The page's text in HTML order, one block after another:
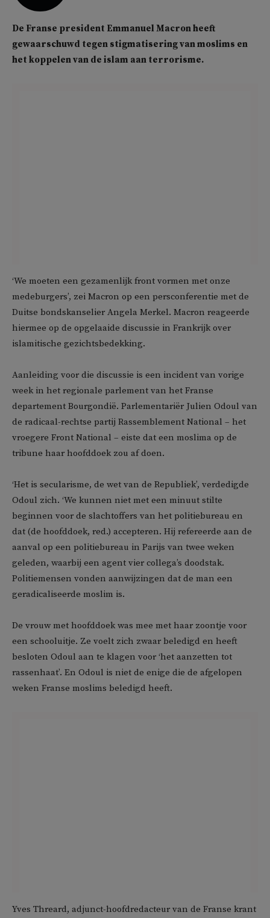
De Franse president Emmanuel Macron heeft
gewaarschuwd tegen stigmatisering van moslims en
het koppelen van de islam aan terrorisme.
‘We moeten een gezamenlijk front vormen met onze
medeburgers’, zei Macron op een persconferentie met de
Duitse bondskanselier Angela Merkel. Macron reageerde
hiermee op de opgelaaide discussie in Frankrijk over
islamitische gezichtsbedekking.
Aanleiding voor die discussie is een incident van vorige
week in het regionale parlement van het Franse
departement Bourgondië. Parlementariër Julien Odoul van
de radicaal-rechtse partij Rassemblement National – het
vroegere Front National – eiste dat een moslima op de
tribune haar hoofddoek zou af doen.
‘Het is secularisme, de wet van de Republiek’, verdedigde
Odoul zich. ‘We kunnen niet met een minuut stilte
beginnen voor de slachtoffers van het politiebureau en
dat (de hoofddoek, red.) accepteren. Hij refereerde aan de
aanval op een politiebureau in Parijs van twee weken
geleden, waarbij een agent vier collega’s doodstak.
Politiemensen vonden aanwijzingen dat de man een
geradicaliseerde moslim is.
De vrouw met hoofddoek was mee met haar zoontje voor
een schooluitje. Ze voelt zich zwaar beledigd en heeft
besloten Odoul aan te klagen voor ‘het aanzetten tot
rassenhaat’. En Odoul is niet de enige die de afgelopen
weken Franse moslims beledigd heeft.
Yves Threard, adjunct-hoofdredacteur van de Franse krant